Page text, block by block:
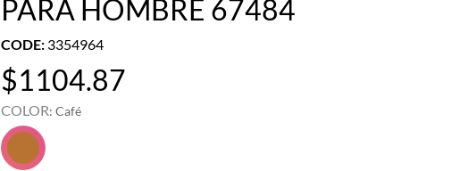
PARA HOMBRE 67484
CODE: 3354964
$1104.87
COLOR: Café